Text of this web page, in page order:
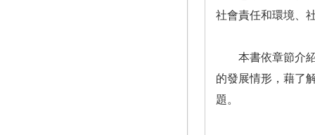
社會責任和環境、
本書依章節介紹
的發展情形，藉了
題。